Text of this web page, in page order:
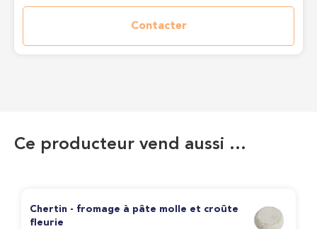
Contacter
Ce producteur vend aussi …
Chertin - fromage à pâte molle et croûte
fleurie